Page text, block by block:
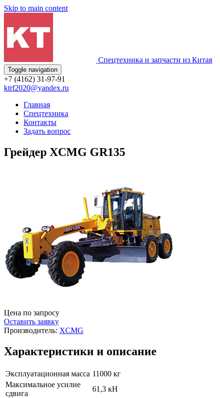
Skip to main content
Спецтехника и запчасти из Китая
Toggle navigation
+7 (4162) 31-97-91
ktrf2020@yandex.ru
Главная
Спецтехника
Контакты
Задать вопрос
Грейдер XCMG GR135
Цена по запросу
Оставить заявку
Производитель: XCMG
Характеристики и описание
Эксплуатационная масса 11000 кг
Максимальное усилие
сдвига
61,3 кН